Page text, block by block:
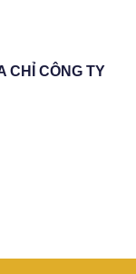
CHỈ CÔNG TY